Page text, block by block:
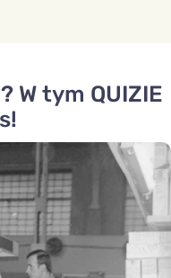
W tym QUIZIE